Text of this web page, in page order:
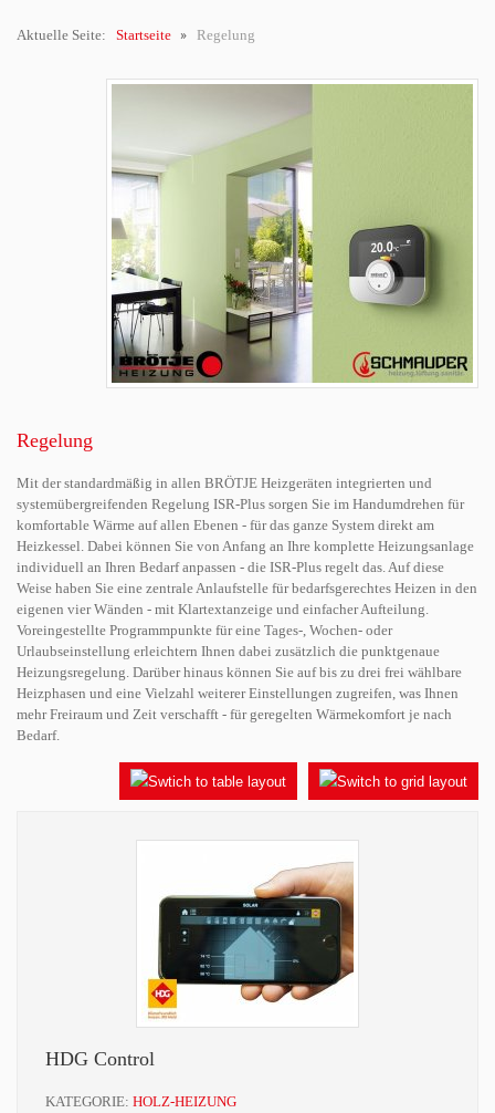
Aktuelle Seite: Startseite Regelung
Regelung
Mit der standardmäßig in allen BRÖTJE Heizgeräten integrierten und
systemübergreifenden Regelung ISR-Plus sorgen Sie im Handumdrehen für
komfortable Wärme auf allen Ebenen - für das ganze System direkt am
Heizkessel. Dabei können Sie von Anfang an Ihre komplette Heizungsanlage
individuell an Ihren Bedarf anpassen - die ISR-Plus regelt das. Auf diese
Weise haben Sie eine zentrale Anlaufstelle für bedarfsgerechtes Heizen in den
eigenen vier Wänden - mit Klartextanzeige und einfacher Aufteilung.
Voreingestellte Programmpunkte für eine Tages-, Wochen- oder
Urlaubseinstellung erleichtern Ihnen dabei zusätzlich die punktgenaue
Heizungsregelung. Darüber hinaus können Sie auf bis zu drei frei wählbare
Heizphasen und eine Vielzahl weiterer Einstellungen zugreifen, was Ihnen
mehr Freiraum und Zeit verschafft - für geregelten Wärmekomfort je nach
Bedarf.
HDG Control
KATEGORIE: HOLZ-HEIZUNG